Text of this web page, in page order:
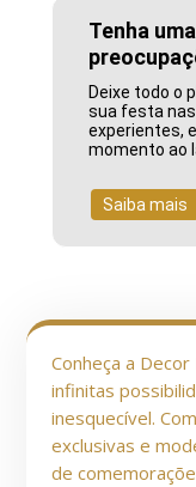
Tenha
Deixe todo o
sua festa
experientes,
momento ao
Saiba mais
Conheça a
infinitas
inesquecível.
exclusivas e
de